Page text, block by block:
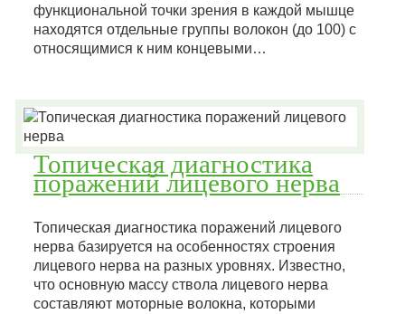
функциональной точки зрения в каждой мышце
находятся отдельные группы волокон (до 100) с
относящимися к ним концевыми…
Топическая диагностика
поражений лицевого нерва
Топическая диагностика поражений лицевого
нерва базируется на особенностях строения
лицевого нерва на разных уровнях. Известно,
что основную массу ствола лицевого нерва
составляют моторные волокна, которыми